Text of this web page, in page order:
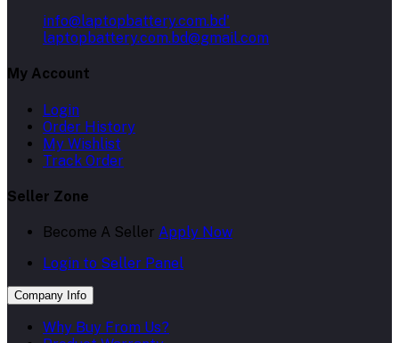
info@laptopbattery.com.bd'
laptopbattery.com.bd@gmail.com
My Account
Login
Order History
My Wishlist
Track Order
Seller Zone
Become A Seller Apply Now
Login to Seller Panel
Company Info
Why Buy From Us?